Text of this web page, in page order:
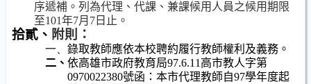
序遞補。列為代理、代課、兼課候用人員之候用期限
至101年7月 7 日止。
拾貳、 附則：
一、 錄取教師應依本校聘約履行教師權利及義務。
二、 依高雄市政府教育局97.6.11 高市教人字第
0970022380號函：本市代理教師自97學年度起